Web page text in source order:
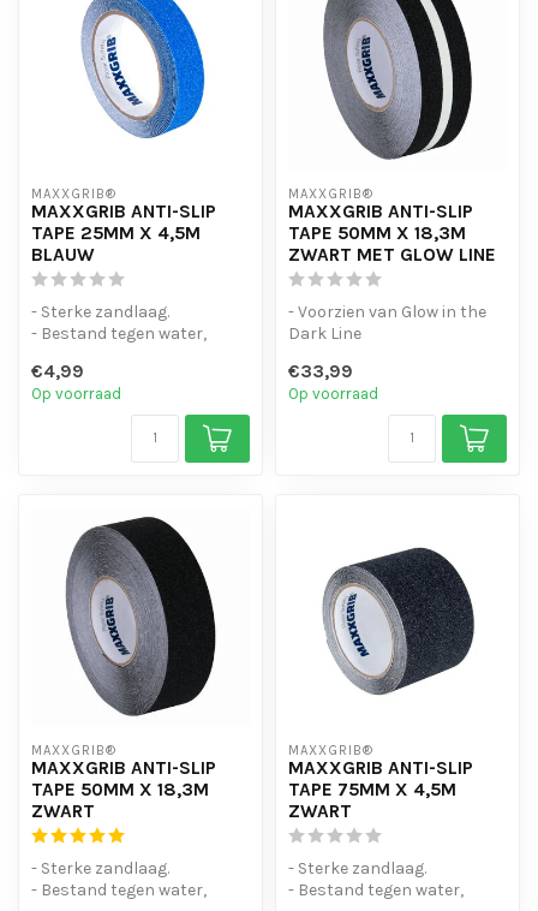
MAXXGRIB®
MAXXGRIB ANTI-SLIP
TAPE 25MM X 4,5M
BLAUW
- Sterke zandlaag.
- Bestand tegen water,
- Is eenvo...
€4,99
Op voorraad
MAXXGRIB®
MAXXGRIB ANTI-SLIP
TAPE 50MM X 18,3M
ZWART MET GLOW LINE
- Voorzien van Glow in the
Dark Line
- Vocht en Waterbest...
€33,99
Op voorraad
MAXXGRIB®
MAXXGRIB ANTI-SLIP
TAPE 50MM X 18,3M
ZWART
- Sterke zandlaag.
- Bestand tegen water,
MAXXGRIB®
MAXXGRIB ANTI-SLIP
TAPE 75MM X 4,5M
ZWART
- Sterke zandlaag.
- Bestand tegen water,